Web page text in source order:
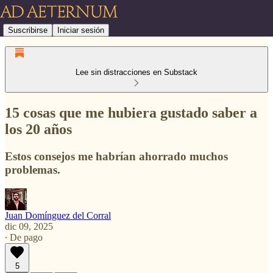
Suscribirse Iniciar sesión
Lee sin distracciones en Substack
15 cosas que me hubiera gustado saber a
los 20 años
Estos consejos me habrían ahorrado muchos
problemas.
Juan Domínguez del Corral
dic 09, 2025
∙ De pago
5